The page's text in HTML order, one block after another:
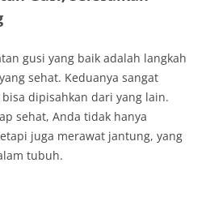
gusi yang baik adalah langkah
sehat. Keduanya sangat
dipisahkan dari yang lain.
sehat, Anda tidak hanya
juga merawat jantung, yang
tubuh.